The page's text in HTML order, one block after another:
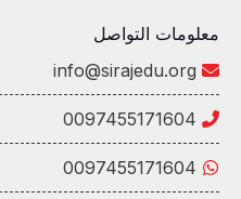
معلومات التواصل
info@sirajedu.org
0097455171604
0097455171604